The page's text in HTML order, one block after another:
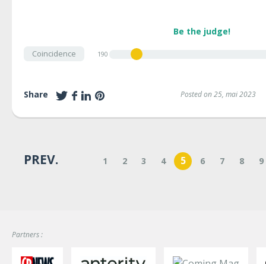
Be the judge!
Coincidence 190
Share Posted on 25, mai 2023
PREV. 1 2 3 4 5 6 7 8 9
Partners :